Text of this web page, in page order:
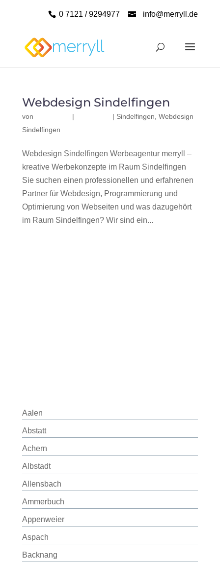
0 7121 / 9294977 info@merryll.de
Webdesign Sindelfingen
von | | Sindelfingen Webdesign
Sindelfingen
Webdesign Sindelfingen Werbeagentur merryll –
kreative Werbekonzepte im Raum Sindelfingen
Sie suchen einen professionellen und erfahrenen
Partner für Webdesign, Programmierung und
Optimierung von Webseiten und was dazugehört
im Raum Sindelfingen? Wir sind ein...
Aalen
Abstatt
Achern
Albstadt
Allensbach
Ammerbuch
Appenweier
Aspach
Backnang